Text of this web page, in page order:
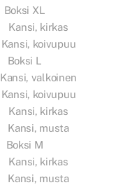
Boksi XL
Kansi, kirkas
Kansi, koivupuu
Boksi L
Kansi, valkoinen
Kansi, koivupuu
Kansi, kirkas
Kansi, musta
Boksi M
Kansi, kirkas
Kansi, musta